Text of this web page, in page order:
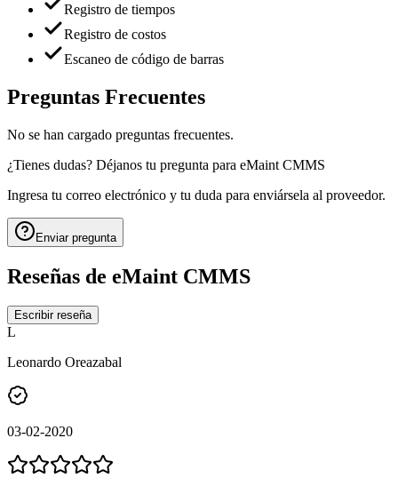
Registro de tiempos
Registro de costos
Escaneo de código de barras
Preguntas Frecuentes
No se han cargado preguntas frecuentes.
¿Tienes dudas? Déjanos tu pregunta para eMaint CMMS
Ingresa tu correo electrónico y tu duda para enviársela al proveedor.
Enviar pregunta
Reseñas de eMaint CMMS
Escribir reseña
L
Leonardo Oreazabal
03-02-2020